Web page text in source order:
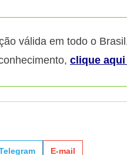
válida em todo o
clique aqui
E-mail